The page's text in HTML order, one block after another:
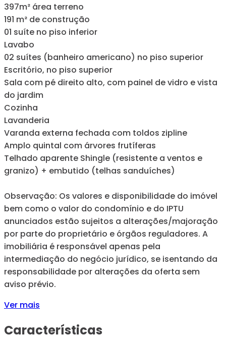
397m² área terreno
191 m² de construção
01 suíte no piso inferior
Lavabo
02 suítes (banheiro americano) no piso superior
Escritório, no piso superior
Sala com pé direito alto, com painel de vidro e vista
do jardim
Cozinha
Lavanderia
Varanda externa fechada com toldos zipline
Amplo quintal com árvores frutíferas
Telhado aparente Shingle (resistente a ventos e
granizo) + embutido (telhas sanduíches)
Observação: Os valores e disponibilidade do imóvel
bem como o valor do condomínio e do IPTU
anunciados estão sujeitos a alterações/majoração
por parte do proprietário e órgãos reguladores. A
imobiliária é responsável apenas pela
intermediação do negócio jurídico, se isentando da
responsabilidade por alterações da oferta sem
aviso prévio.
Ver mais
Características